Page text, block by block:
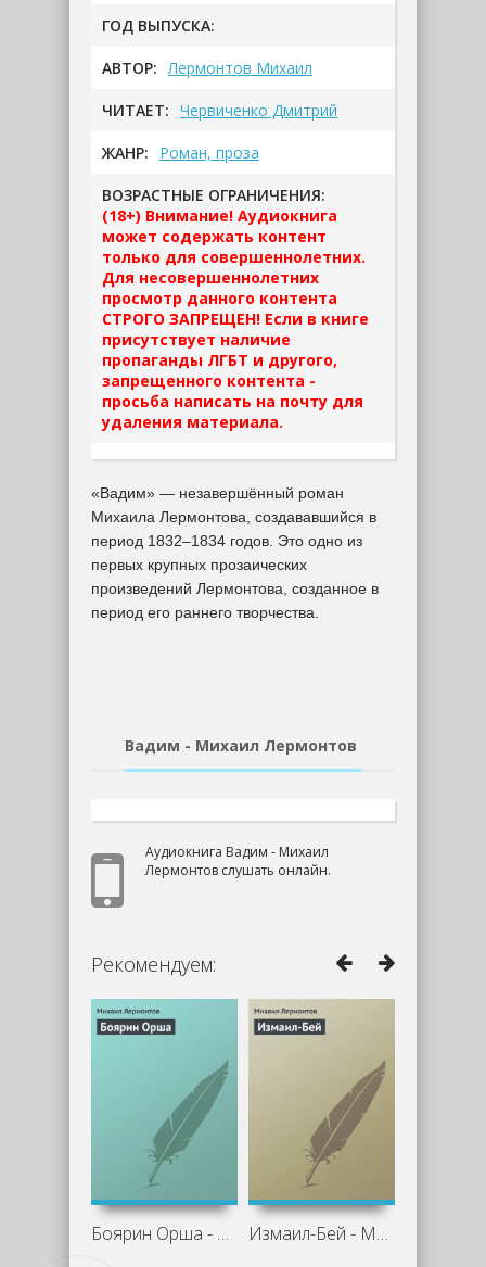
ГОД ВЫПУСКА:
АВТОР: Лермонтов Михаил
ЧИТАЕТ: Червиченко Дмитрий
ЖАНР: Роман, проза
ВОЗРАСТНЫЕ ОГРАНИЧЕНИЯ:
(18+) Внимание! Аудиокнига
может содержать контент
только для совершеннолетних.
Для несовершеннолетних
просмотр данного контента
СТРОГО ЗАПРЕЩЕН! Если в книге
присутствует наличие
пропаганды ЛГБТ и другого,
запрещенного контента -
просьба написать на почту для
удаления материала.
«Вадим» — незавершённый роман
Михаила Лермонтова, создававшийся в
период 1832–1834 годов. Это одно из
первых крупных прозаических
произведений Лермонтова, созданное в
период его раннего творчества.
Вадим - Михаил Лермонтов
Аудиокнига Вадим - Михаил
Лермонтов слушать онлайн.
Рекомендуем:
Боярин Орша - Михаил Лермонтов Измаил-Бей - Михаил Лермонтов